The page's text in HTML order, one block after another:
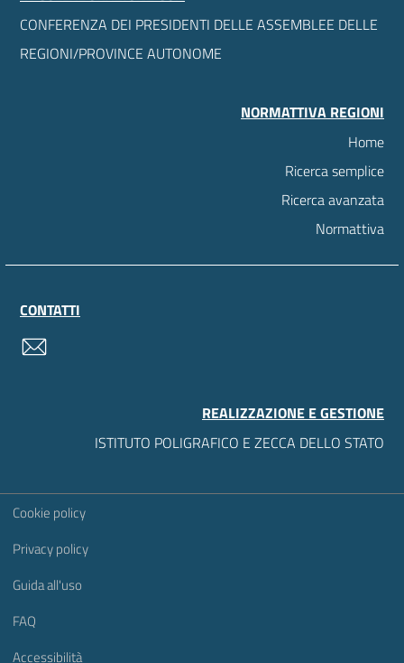
CONFERENZA DEI PRESIDENTI DELLE ASSEMBLEE DELLE
REGIONI/PROVINCE AUTONOME
NORMATTIVA REGIONI
Home
Ricerca semplice
Ricerca avanzata
Normattiva
CONTATTI
REALIZZAZIONE E GESTIONE
ISTITUTO POLIGRAFICO E ZECCA DELLO STATO
Sezione Link Utili
Cookie policy
Privacy policy
Guida all'uso
FAQ
Accessibilità